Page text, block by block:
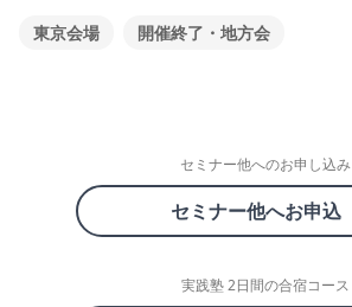
東京会場 開催終了・地方会
セミナー他へのお申し込み
セミナー他へお申込
実践塾 2日間の合宿コース